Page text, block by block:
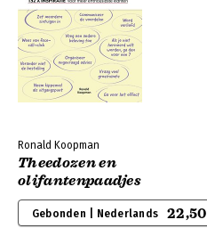
Ronald Koopman
Theedozen en
olifantenpaadjes
Gebonden | Nederlands 22,50